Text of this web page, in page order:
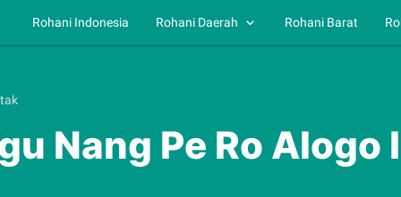
Rohani Indonesia Rohani Daerah Rohani Barat
Nang Pe Ro Alogo